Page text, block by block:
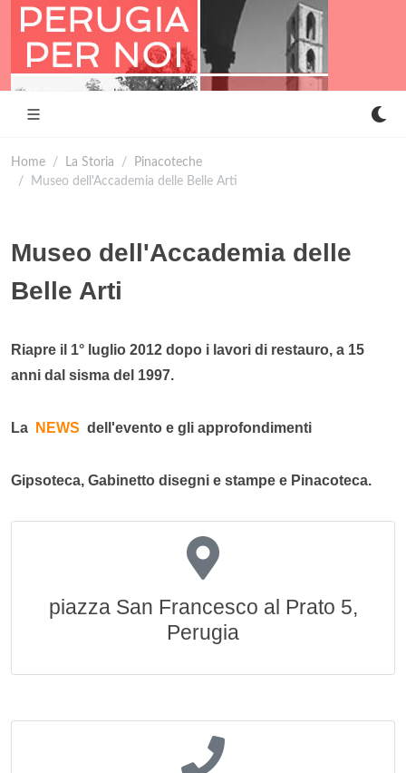
Home La Storia
Pinacoteche
Museo dell'Accademia delle Belle Arti
Museo dell'Accademia delle
Belle Arti
Riapre il 1° luglio 2012 dopo i lavori di restauro, a 15
anni dal sisma del 1997.
La NEWS dell'evento e gli approfondimenti
Gipsoteca, Gabinetto disegni e stampe e Pinacoteca.
piazza San Francesco al Prato 5,
Perugia